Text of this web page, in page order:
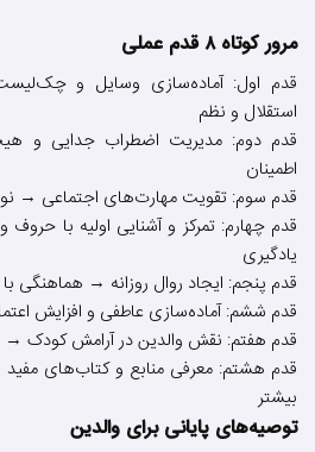
مرور کوتاه ۸ قدم عملی
قدم اول: آماده‌سازی وسایل و
استقلال و نظم
قدم دوم: مدیریت اضطراب جدایی و
اطمینان
قدم سوم: تقویت مهارت‌های اجتماعی →
قدم چهارم: تمرکز و آشنایی اولیه با
یادگیری
قدم پنجم: ایجاد روال روزانه → هماهنگی با
قدم ششم: آماده‌سازی عاطفی و افزایش
قدم هفتم: نقش والدین در آرامش کودک →
قدم هشتم: معرفی منابع و کتاب‌های
بیشتر
توصیه‌های پایانی برای والدین